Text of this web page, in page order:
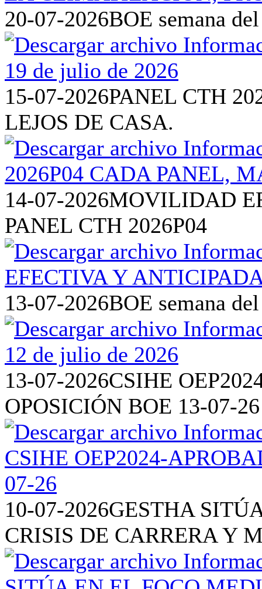
20-07-2026BOE semana
15-07-2026PANEL CTH
LEJOS DE CASA.
14-07-2026MOVILIDAD
PANEL CTH 2026P04
13-07-2026BOE semana
13-07-2026CSIHE
OPOSICIÓN BOE 13-07-26
10-07-2026GESTHA
CRISIS DE CARRERA Y